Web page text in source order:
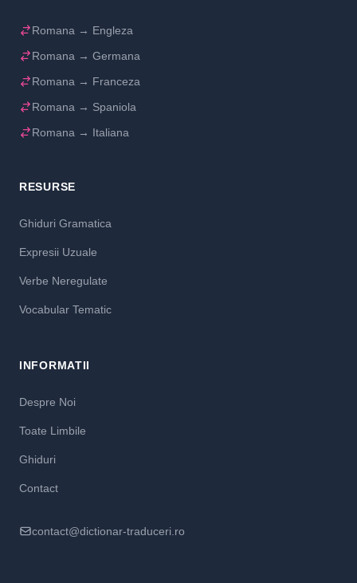
Romana → Engleza
Romana → Germana
Romana → Franceza
Romana → Spaniola
Romana → Italiana
RESURSE
Ghiduri Gramatica
Expresii Uzuale
Verbe Neregulate
Vocabular Tematic
INFORMATII
Despre Noi
Toate Limbile
Ghiduri
Contact
contact@dictionar-traduceri.ro